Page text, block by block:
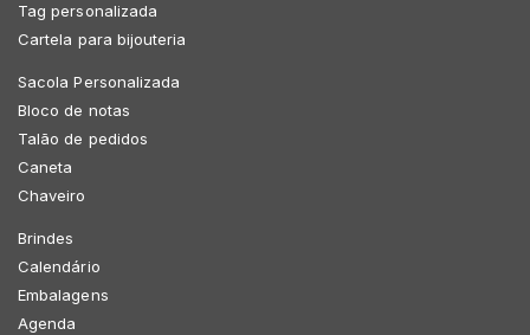
Tag personalizada
Cartela para bijouteria
Sacola Personalizada
Bloco de notas
Talão de pedidos
Caneta
Chaveiro
Brindes
Calendário
Embalagens
Agenda